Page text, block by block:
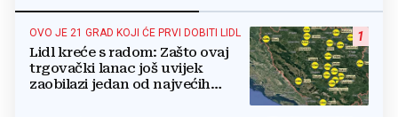
1
OVO JE 21 GRAD KOJI ĆE PRVI DOBITI LIDL
Lidl kreće s radom: Zašto ovaj
trgovački lanac još uvijek
zaobilazi jedan od najvećih